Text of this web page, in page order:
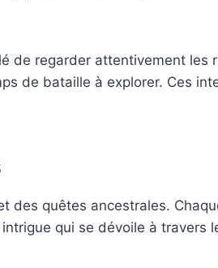
de regarder attentivement
de bataille à explorer. Ces
des quêtes ancestrales.
qui se dévoile à